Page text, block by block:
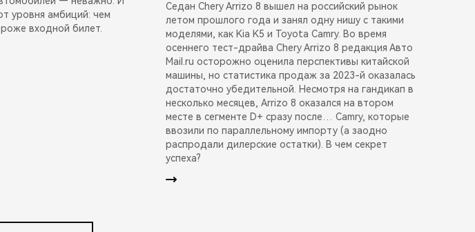
уровня амбиций: чем
входной билет.
Седан Chery Arrizo 8 вышел на российский рынок
летом прошлого года и занял одну нишу с такими
моделями, как Kia K5 и Toyota Camry. Во время
осеннего тест-драйва Chery Arrizo 8 редакция Авто
Mail.ru осторожно оценила перспективы китайской
машины, но статистика продаж за 2023-й оказалась
достаточно убедительной. Несмотря на гандикап в
несколько месяцев, Arrizo 8 оказался на втором
месте в сегменте D+ сразу после… Camry, которые
ввозили по параллельному импорту (а заодно
распродали дилерские остатки). В чем секрет
успеха?